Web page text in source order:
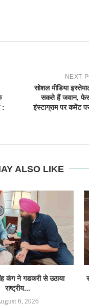
:
NEXT
सोशल मीडिया
सकते हैं जवान,
इंस्टाग्राम पर कमेंट
ALSO LIKE
कंग ने गडकरी से उठाया
राष्ट्रीय...
6, 2026